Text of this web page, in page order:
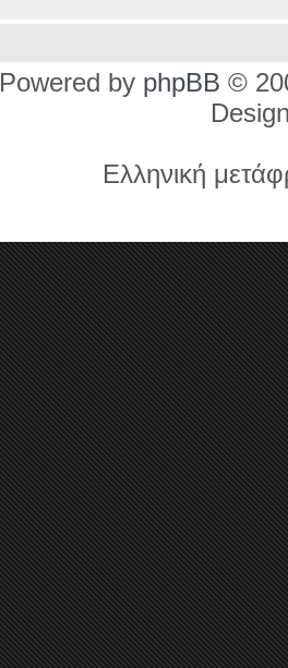
Powered by phpBB ©
Ελληνική